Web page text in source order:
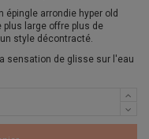
épingle arrondie hyper old
plus large offre plus de
style décontracté.
sensation de glisse sur l'eau